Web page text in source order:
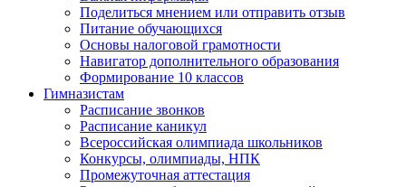
Поделиться мнением или отправить отзыв
Питание обучающихся
Основы налоговой грамотности
Навигатор дополнительного образования
Формирование 10 классов
Гимназистам
Расписание звонков
Расписание каникул
Всероссийская олимпиада школьников
Конкурсы, олимпиады, НПК
Промежуточная аттестация